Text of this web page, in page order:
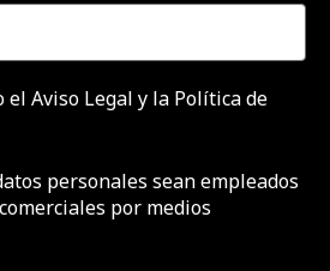
el Aviso Legal y la Política de
personales sean empleados
por medios